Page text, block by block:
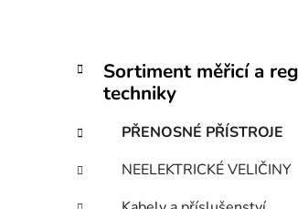
P
t
a
Přeskočit
kategorie
K
a
g
o
r
i
Sortiment měřicí a
techniky
PŘENOSNÉ PŘÍSTROJE
NEELEKTRICKÉ VELIČINY